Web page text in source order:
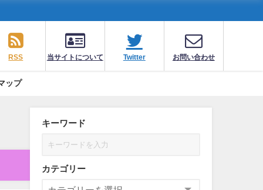
RSS 当サイトについて Twitter お問い合わせ
ップ
キーワード
カテゴリー